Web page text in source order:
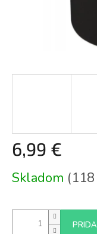
6,99 €
cena:
Skladom (118